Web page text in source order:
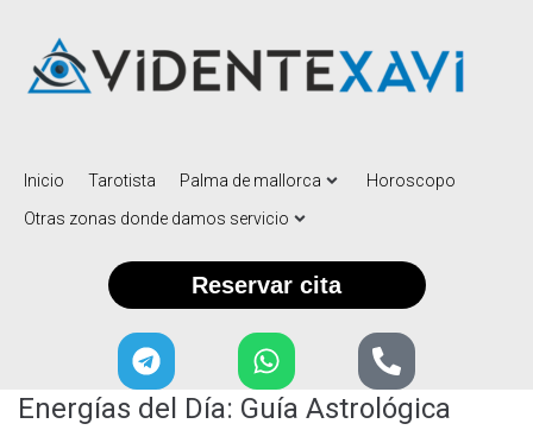
Inicio Tarotista Palma de mallorca
Horoscopo
Otras zonas donde damos servicio
Reservar cita
Energías del Día: Guía Astrológica